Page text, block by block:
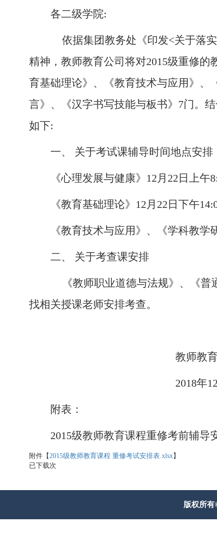
各二级学院:
依据集团教务处 《印发<关于落
精神，教师教育公司将对2015级重修的
育基础理论》 、 《教育技术与应用 》 、
言》、《汉字书写技能与板书》 7门。
如下:
一、 关于考试课辅导时间地点安排
《心理发展与健康》 12 月 22日上午
《教育基础理论》 12 月 22日下午
《教育技术与应用 》 、 《学科教学
二、 关于考查课安排
《教师职业道德与法规》、《普
找相关授课老师安排考查。
教师教
2018年
附表：
2015级教师教育课程重修考前辅导
附件【2015级教师教育课程 重修考试安排表.xlsx】
已下载次
版权所有